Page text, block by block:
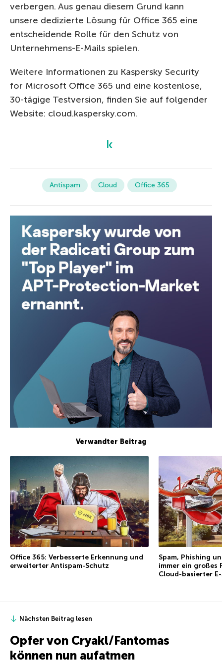
verbergen. Aus genau diesem Grund kann
unsere dedizierte Lösung für Office 365 eine
entscheidende Rolle für den Schutz von
Unternehmens-E-Mails spielen.
Weitere Informationen zu Kaspersky Security
for Microsoft Office 365 und eine kostenlose,
30-tägige Testversion, finden Sie auf folgender
Website: cloud.kaspersky.com.
Antispam Cloud Office 365
Verwandter Beitrag
Office 365: Verbesserte Erkennung und
erweiterter Antispam-Schutz
Spam, Phishing
immer ein großes
Cloud-basierter
Nächsten Beitrag lesen
Opfer von Cryakl/Fantomas
können nun aufatmen